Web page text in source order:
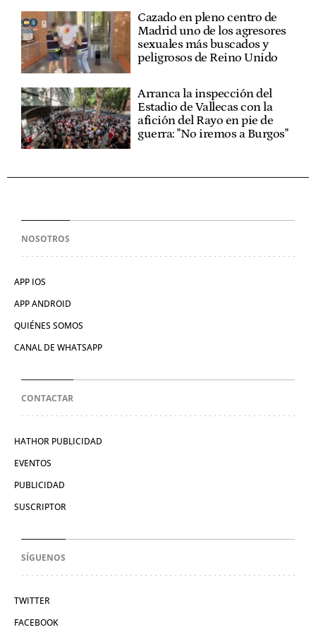
Cazado en pleno centro de
Madrid uno de los agresores
sexuales más buscados y
peligrosos de Reino Unido
Arranca la inspección del
Estadio de Vallecas con la
afición del Rayo en pie de
guerra: "No iremos a Burgos"
NOSOTROS
APP IOS
APP ANDROID
QUIÉNES SOMOS
CANAL DE WHATSAPP
CONTACTAR
HATHOR PUBLICIDAD
EVENTOS
PUBLICIDAD
SUSCRIPTOR
SÍGUENOS
TWITTER
FACEBOOK